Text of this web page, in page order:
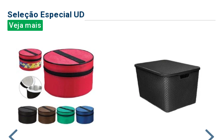
Seleção Especial UD
Veja mais